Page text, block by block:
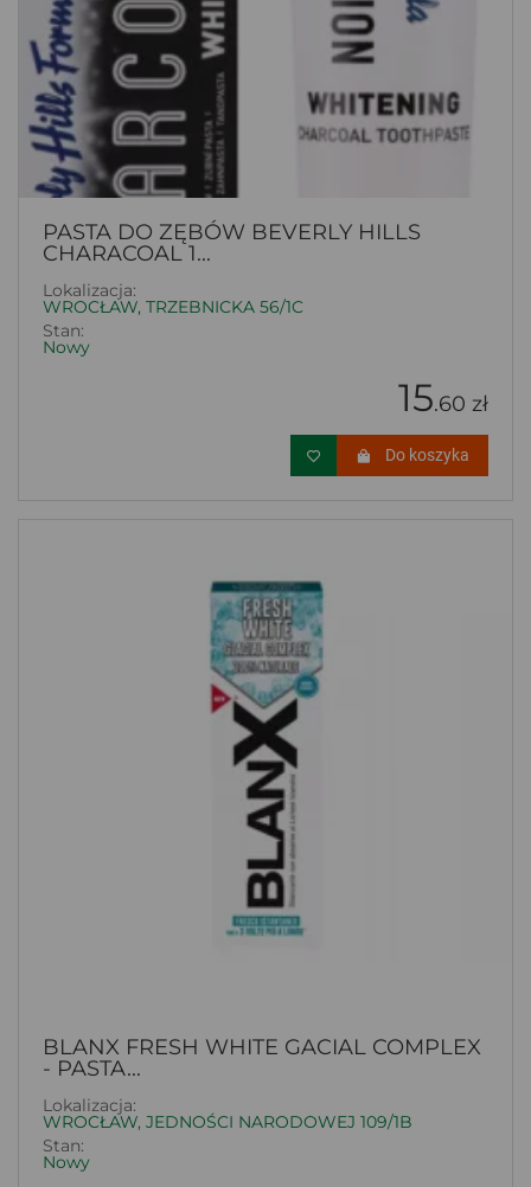
PASTA DO ZĘBÓW BEVERLY HILLS
CHARACOAL 1...
Lokalizacja:
WROCŁAW, TRZEBNICKA 56/1C
Stan:
Nowy
15.60 zł
Do koszyka
BLANX FRESH WHITE GACIAL COMPLEX
- PASTA...
Lokalizacja:
WROCŁAW, JEDNOŚCI NARODOWEJ 109/1B
Stan:
Nowy